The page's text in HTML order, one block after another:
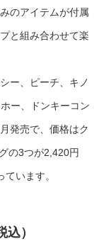
のアイテムが付属
と組み合わせて楽
ー、ピーチ、キノ
ー、ドンキーコン
発売で、価格はク
の3つが2,420円
います。
）